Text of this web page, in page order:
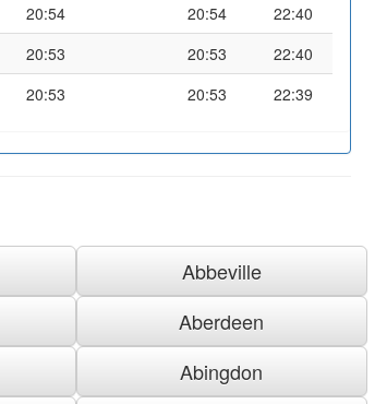
20:54 20:54
22:40
20:53 20:53
22:40
20:53 20:53 22:39
Abbeville
Aberdeen
Abingdon